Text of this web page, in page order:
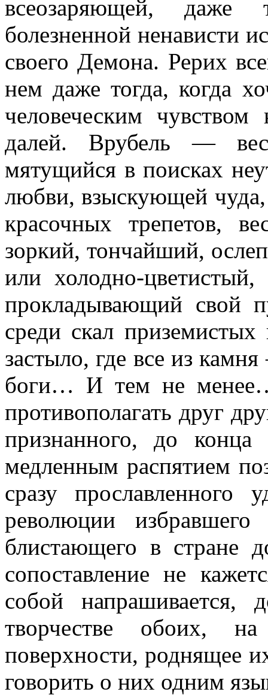
всеозаряющей, даже
болезненной ненависти
своего Демона. Рерих
нем даже тогда, когда
человеческим
далей. Врубель —
мятущийся в поисках
любви, взыскующей
красочных трепетов,
зоркий, тончайший,
или холодно-
прокладывающий свой
среди скал
застыло, где все из
боги… И тем не
противополагать друг
признанного, до конца
медленным распятием
сразу
революции
блистающего в стране
сопоставление не
собой напрашивается,
творчестве обоих,
поверхности, роднящее
говорить о них одним